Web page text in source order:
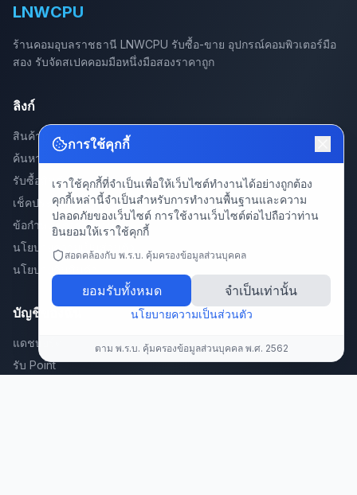
LNWCPU
ร้านคอมอุบลราชธานี LNWCPU รับซื้อ-ขาย อุปกรณ์คอมพิวเตอร์มือ
สอง รับจัดสเปคคอมมือหนึ่งมือสองราคาถูก
ลิงก์
สินค้าทั้งหมด
ค้นหา
รับซื้อสินค้า
เช็คประกันสินค้า
ข้อกำหนดการใช้งาน
นโยบายความเป็นส่วนตัว
นโยบายคืนสินค้า
บัญชีของฉัน
แดชบอร์ด
รับ Point
การใช้คุกกี้
เราใช้คุกกี้ที่จำเป็นเพื่อให้เว็บไซต์ทำงานได้อย่างถูกต้อง
คุกกี้เหล่านี้จำเป็นสำหรับการทำงานพื้นฐานและความ
ปลอดภัยของเว็บไซต์ การใช้งานเว็บไซต์ต่อไปถือว่าท่าน
ยินยอมให้เราใช้คุกกี้
สอดคล้องกับ พ.ร.บ. คุ้มครองข้อมูลส่วนบุคคล
ยอมรับทั้งหมด จำเป็นเท่านั้น
นโยบายความเป็นส่วนตัว
ตาม พ.ร.บ. คุ้มครองข้อมูลส่วนบุคคล พ.ศ. 2562